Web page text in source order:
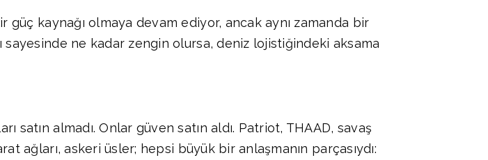
kaynağı olmaya devam ediyor, ancak aynı zamanda bir
sayesinde ne kadar zengin olursa, deniz lojistiğindeki aksama
almadı. Onlar güven satın aldı. Patriot, THAAD, savaş
ağları, askeri üsler; hepsi büyük bir anlaşmanın parçasıydı: